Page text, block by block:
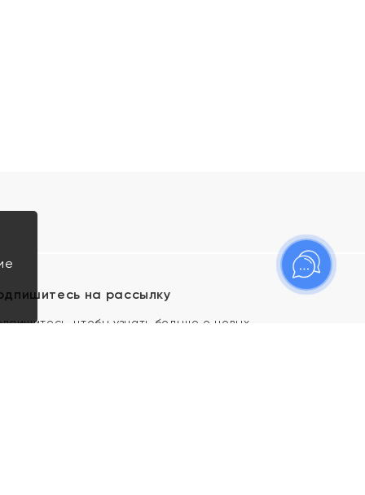
на рассылку
чтобы узнать больше о новых